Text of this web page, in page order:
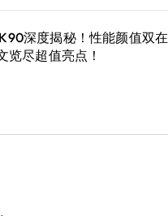
深度揭秘！性能颜值双在
览尽超值亮点！